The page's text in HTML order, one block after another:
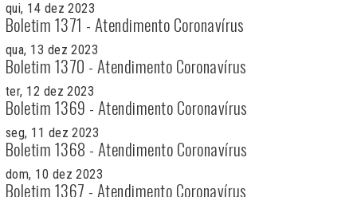
qui, 14 dez 2023
Boletim 1371 - Atendimento Coronavírus
qua, 13 dez 2023
Boletim 1370 - Atendimento Coronavírus
ter, 12 dez 2023
Boletim 1369 - Atendimento Coronavírus
seg, 11 dez 2023
Boletim 1368 - Atendimento Coronavírus
dom, 10 dez 2023
Boletim 1367 - Atendimento Coronavírus